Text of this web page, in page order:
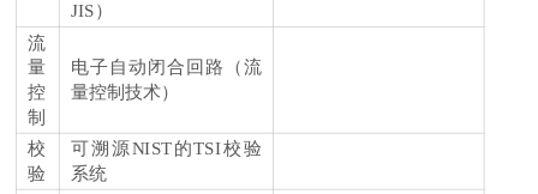
JIS）
流
量
控
制
电子自动闭合回路（流
量控制技术）
校
验
可溯源NIST的TSI校验
系统